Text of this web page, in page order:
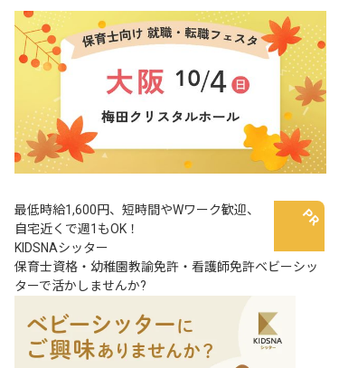
最低時給1,600円、短時間やWワーク歓迎、
自宅近くで週1もOK！
KIDSNAシッター
保育士資格・幼稚園教諭免許・看護師免許ベビーシッ
ターで活かしませんか?